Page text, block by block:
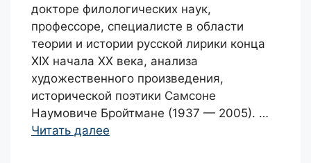
докторе филологических наук,
профессоре, специалисте в области
теории и истории русской лирики конца
XIX начала XX века, анализа
художественного произведения,
исторической поэтики Самсоне
Наумовиче Бройтмане (1937 — 2005). …
Читать далее